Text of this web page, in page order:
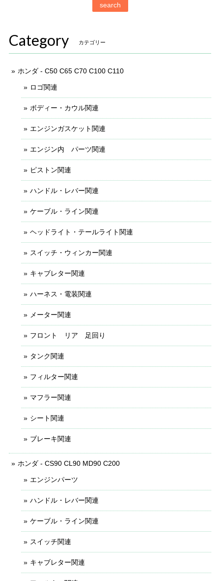
search
Category カテゴリー
ホンダ - C50 C65 C70 C100 C110
ロゴ関連
ボディー・カウル関連
エンジンガスケット関連
エンジン内 パーツ関連
ピストン関連
ハンドル・レバー関連
ケーブル・ライン関連
ヘッドライト・テールライト関連
スイッチ・ウィンカー関連
キャブレター関連
ハーネス・電装関連
メーター関連
フロント リア 足回り
タンク関連
フィルター関連
マフラー関連
シート関連
ブレーキ関連
ホンダ - CS90 CL90 MD90 C200
エンジンパーツ
ハンドル・レバー関連
ケーブル・ライン関連
スイッチ関連
キャブレター関連